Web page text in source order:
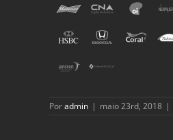
Poradmin | maio 23rd, 2018 |